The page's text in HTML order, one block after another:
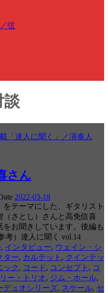
弦
談
「達人に聞く」／演奏人
さん
2022-03-18
をテーマにした、ギタリスト
（さとし）さんと高免信喜
をお聞きしています。後編も
考）達人に聞く vol.14
, インタビュー, ウェイン・シ
ター, カルテット , クインテッ
ック , コード, コンセプト , コ
ー・トリオ, ジム・ホール,
デュオシリーズ, スケール, セ